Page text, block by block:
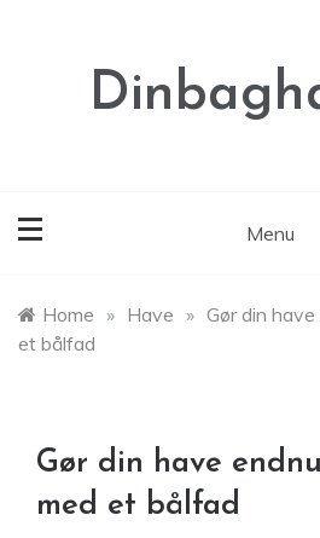
Menu
Home » Have » Gør din
et bålfad
Gør din have
med et bålfad